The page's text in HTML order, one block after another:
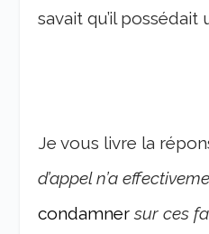
savait qu’il possédait
Je vous livre la
d’appel n’a
condamnersur ces